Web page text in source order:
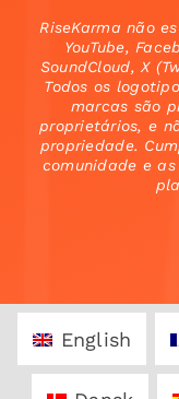
RiseKarma não
YouTube,
SoundCloud, X
Todos os
marcas são
proprietários, e
propriedade.
comunidade e
English